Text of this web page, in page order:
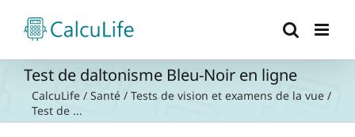
contenu
Test de daltonisme Bleu-Noir en ligne
CalcuLife / Santé / Tests de vision et examens de la vue /
Test de ...